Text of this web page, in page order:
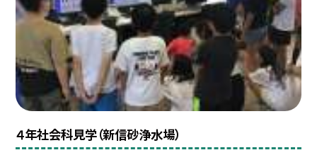
４年社会科見学（新信砂浄水場）